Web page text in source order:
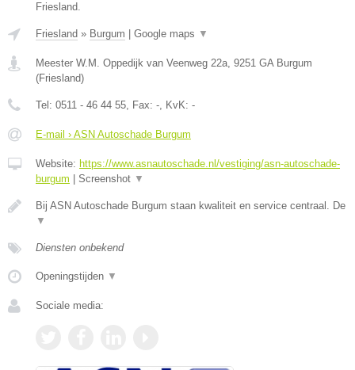
Friesland.
Friesland » Burgum Google maps ▼
Meester W.M. Oppedijk van Veenweg 22a, 9251 GA Burgum
(Friesland)
Tel: 0511 - 46 44 55, Fax: -, KvK: -
E-mail › ASN Autoschade Burgum
Website: https://www.asnautoschade.nl/vestiging/asn-autoschade-
burgum
Screenshot ▼
Bij ASN Autoschade Burgum staan kwaliteit en service centraal. De
▼
Diensten onbekend
Openingstijden ▼
Sociale media: